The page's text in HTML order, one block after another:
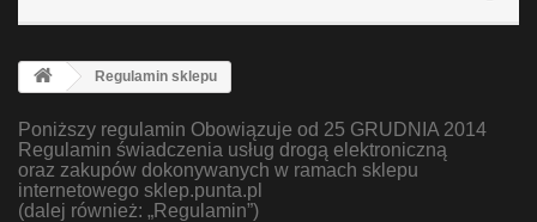
Regulamin sklepu
Poniższy regulamin Obowiązuje od 25 GRUDNIA 2014
Regulamin świadczenia usług drogą elektroniczną
oraz zakupów dokonywanych w ramach sklepu
internetowego sklep.punta.pl
(dalej również: „Regulamin”)